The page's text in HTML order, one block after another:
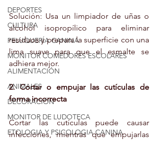
DEPORTES
CULTURA
PELUQUERÍA CANINA
MONITOR COMEDORES ESCOLARES
ALIMENTACIÓN
ANIMALES
DECORACIÓN
MONITOR DE LUDOTECA
ETOLOGIA Y PSICOLOGIA CANINA
Solución: Usa un limpiador de uñas o
alcohol isopropílico para eliminar
residuos y prepara la superficie con una
lima suave para que el esmalte se
adhiera mejor.
2. Cortar o empujar las cutículas de
forma incorrecta
Cortar las cutículas puede causar
infecciones, mientras que empujarlas